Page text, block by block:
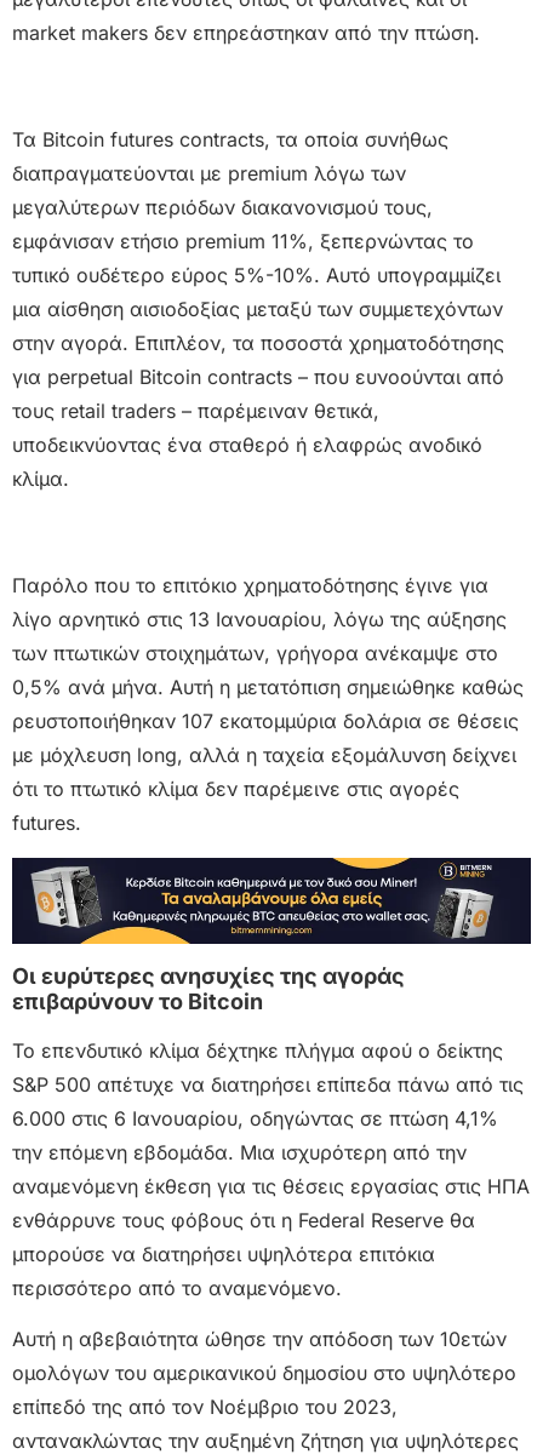
market makers δεν επηρεάστηκαν από την πτώση.
Τα Bitcoin futures contracts, τα οποία συνήθως
διαπραγματεύονται με premium λόγω των
μεγαλύτερων περιόδων διακανονισμού τους,
εμφάνισαν ετήσιο premium 11%, ξεπερνώντας το
τυπικό ουδέτερο εύρος 5%-10%. Αυτό υπογραμμίζει
μια αίσθηση αισιοδοξίας μεταξύ των συμμετεχόντων
στην αγορά. Επιπλέον, τα ποσοστά χρηματοδότησης
για perpetual Bitcoin contracts – που ευνοούνται από
τους retail traders – παρέμειναν θετικά,
υποδεικνύοντας ένα σταθερό ή ελαφρώς ανοδικό
κλίμα.
Παρόλο που το επιτόκιο χρηματοδότησης έγινε για
λίγο αρνητικό στις 13 Ιανουαρίου, λόγω της αύξησης
των πτωτικών στοιχημάτων, γρήγορα ανέκαμψε στο
0,5% ανά μήνα. Αυτή η μετατόπιση σημειώθηκε καθώς
ρευστοποιήθηκαν 107 εκατομμύρια δολάρια σε θέσεις
με μόχλευση long, αλλά η ταχεία εξομάλυνση δείχνει
ότι το πτωτικό κλίμα δεν παρέμεινε στις αγορές
futures.
Οι ευρύτερες ανησυχίες της αγοράς
επιβαρύνουν το Bitcoin
Το επενδυτικό κλίμα δέχτηκε πλήγμα αφού ο δείκτης
S&P 500 απέτυχε να διατηρήσει επίπεδα πάνω από τις
6.000 στις 6 Ιανουαρίου, οδηγώντας σε πτώση 4,1%
την επόμενη εβδομάδα. Μια ισχυρότερη από την
αναμενόμενη έκθεση για τις θέσεις εργασίας στις ΗΠΑ
ενθάρρυνε τους φόβους ότι η Federal Reserve θα
μπορούσε να διατηρήσει υψηλότερα επιτόκια
περισσότερο από το αναμενόμενο.
Αυτή η αβεβαιότητα ώθησε την απόδοση των 10ετών
ομολόγων του αμερικανικού δημοσίου στο υψηλότερο
επίπεδό της από τον Νοέμβριο του 2023,
αντανακλώντας την αυξημένη ζήτηση για υψηλότερες